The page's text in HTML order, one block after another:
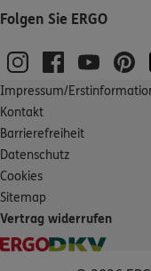
Folgen Sie ERGO
Impressum/
Kontakt
Barrierefreiheit
Datenschutz
Cookies
Sitemap
Vertrag widerrufen